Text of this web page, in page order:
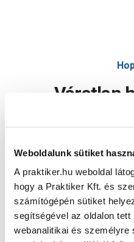
Weboldalunk sütiket
A praktiker.hu weboldal
hogy a Praktiker Kft. és
számítógépén sütiket
segítségével az oldalon tett
webanalitikai és személyre
Váratlan
Oldal